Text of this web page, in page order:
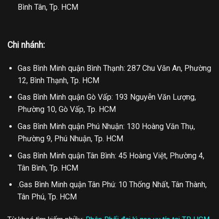
Bình Tân, Tp. HCM
Chi nhánh:
Gas Bình Minh quận Bình Thạnh: 287 Chu Văn An, Phường
12, Bình Thạnh, Tp. HCM
Gas Bình Minh quận Gò Vấp: 193 Nguyễn Văn Lượng,
Phường 10, Gò Vấp, Tp. HCM
Gas Bình Minh quận Phú Nhuận: 130 Hoàng Văn Thụ,
Phường 9, Phú Nhuận, Tp. HCM
Gas Bình Minh quận Tân Bình: 45 Hoàng Việt, Phường 4,
Tân Bình, Tp. HCM
.Gas Bình Minh quận Tân Phú: 10 Thống Nhất, Tân Thành,
Tân Phú, Tp. HCM